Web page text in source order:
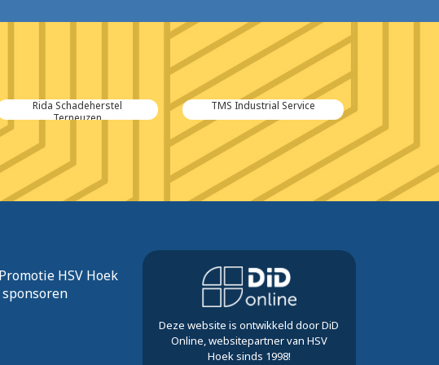
TMS Industrial Service Tweewieler De Boer
HSV Hoek
Deze website is ontwikkeld door DiD
Online, websitepartner van HSV
Hoek sinds 1998!